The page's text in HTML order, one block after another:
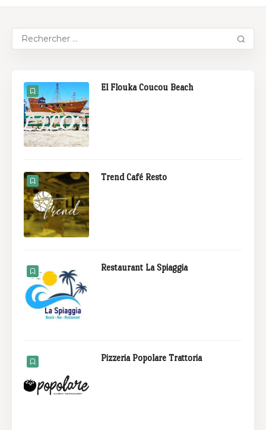
El Flouka Coucou Beach
Trend Café Resto
Restaurant La Spiaggia
Pizzeria Popolare Trattoria